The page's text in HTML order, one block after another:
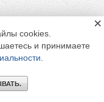
cookies.
и принимаете
×